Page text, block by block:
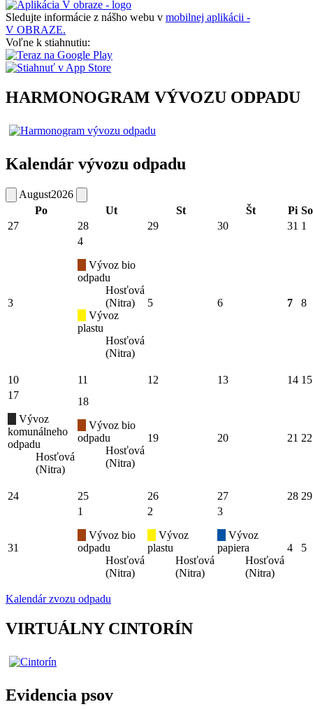
Sledujte informácie z nášho webu v mobilnej aplikácii -
V OBRAZE.
Voľne k stiahnutiu:
HARMONOGRAM VÝVOZU ODPADU
Kalendár vývozu odpadu
August2026
Po
Ut St Št Pi So
27
28 29 30 31 1
3
4
Vývoz bio
odpadu
Hosťová
(Nitra)
Vývoz
plastu
Hosťová
(Nitra)
5 6 7 8
10 11 12 13 14 15
17
Vývoz
komunálneho
odpadu
Hosťová
(Nitra)
18
Vývoz bio
odpadu
Hosťová
(Nitra)
19 20 21 22
24 25 26 27 28 29
31
1
Vývoz bio
odpadu
Hosťová
(Nitra)
2
Vývoz
plastu
Hosťová
(Nitra)
3
Vývoz
papiera
Hosťová
(Nitra)
4 5
Kalendár zvozu odpadu
VIRTUÁLNY CINTORÍN
Evidencia psov